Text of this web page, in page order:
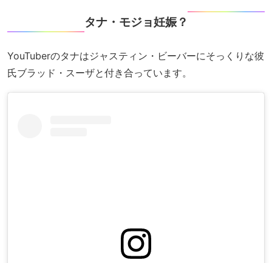
タナ・モジョ妊娠？
YouTuberのタナはジャスティン・ビーバーにそっくりな彼
氏ブラッド・スーザと付き合っています。